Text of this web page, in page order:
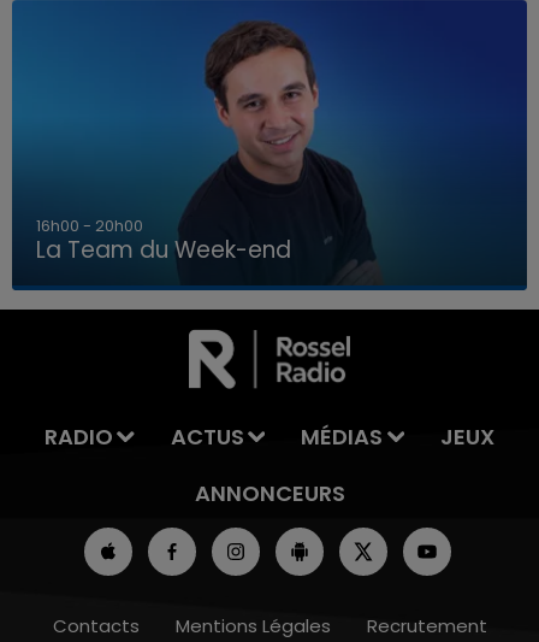
LA TEAM DU WEEK-END
7h00 - 12h00
La Team du Week-end
RADIO ACTUS MÉDIAS
JEUX
ANNONCEURS
Contacts Mentions Légales Recrutement